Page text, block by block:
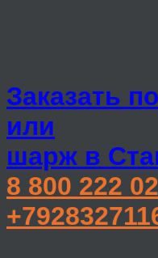
Заказать
или
шарж в
8 800 222